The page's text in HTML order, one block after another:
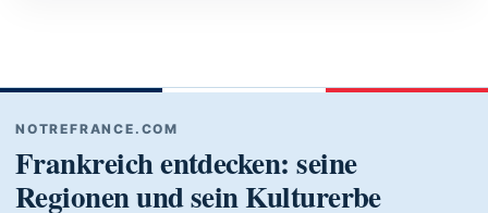
NOTREFRANCE.COM
Frankreich entdecken: seine
Regionen und sein Kulturerbe